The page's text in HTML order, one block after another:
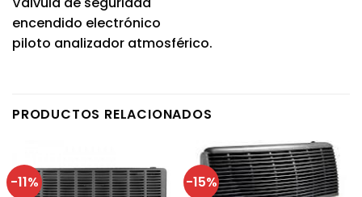
encendido electrónico
piloto analizador atmosférico.
PRODUCTOS RELACIONADOS
-11% -15%